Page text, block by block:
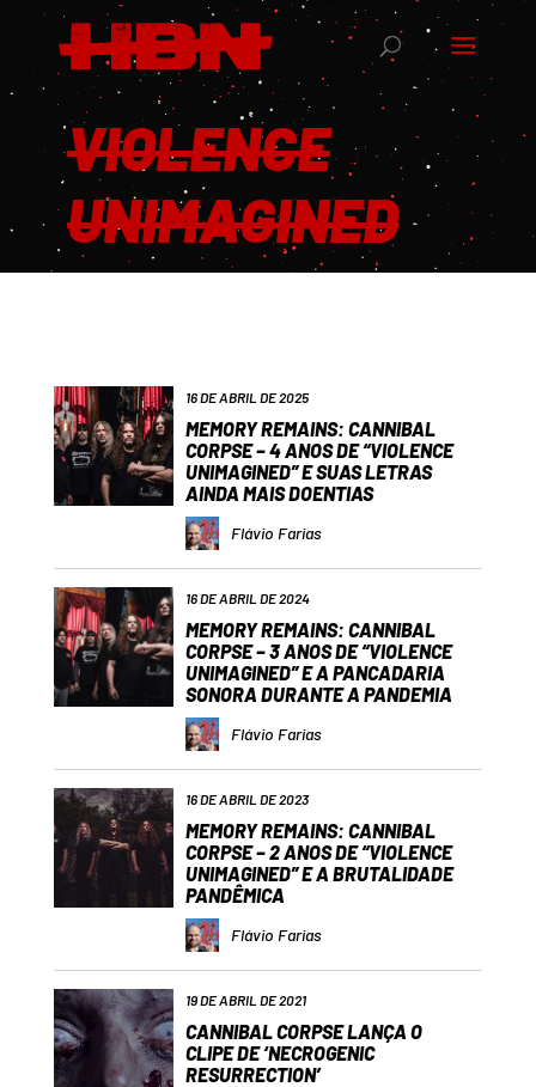
VIOLENCE
UNIMAGINED
16 DE ABRIL DE 2025
MEMORY REMAINS: CANNIBAL
CORPSE – 4 ANOS DE “VIOLENCE
UNIMAGINED” E SUAS LETRAS
AINDA MAIS DOENTIAS
Flávio Farias
16 DE ABRIL DE 2024
MEMORY REMAINS: CANNIBAL
CORPSE – 3 ANOS DE “VIOLENCE
UNIMAGINED” E A PANCADARIA
SONORA DURANTE A PANDEMIA
Flávio Farias
16 DE ABRIL DE 2023
MEMORY REMAINS: CANNIBAL
CORPSE – 2 ANOS DE “VIOLENCE
UNIMAGINED” E A BRUTALIDADE
PANDÊMICA
Flávio Farias
19 DE ABRIL DE 2021
CANNIBAL CORPSE LANÇA O
CLIPE DE ‘NECROGENIC
RESURRECTION’